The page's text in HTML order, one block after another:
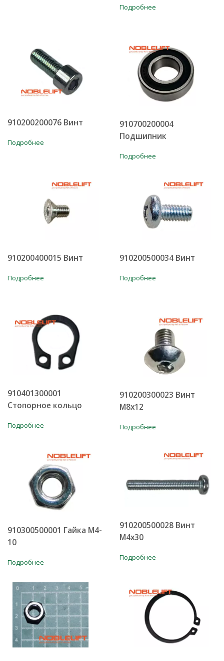
Подробнее
910200200076 Винт
Подробнее
910700200004
Подшипник
Подробнее
910200400015 Винт
Подробнее
910200500034 Винт
Подробнее
910401300001
Стопорное кольцо
Подробнее
910200300023 Винт
М8х12
Подробнее
910300500001 Гайка M4-
10
Подробнее
910200500028 Винт
М4х30
Подробнее